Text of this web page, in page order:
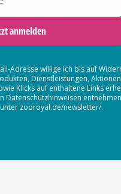
anmelden
Adresse willige ich bis auf
Dienstleistungen,
Klicks auf enthaltene Links
Datenschutzhinweisen
zooroyal.de/newsletter/.